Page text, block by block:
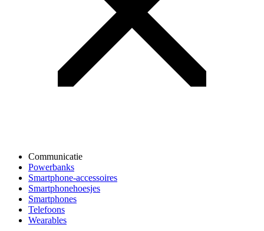
Communicatie
Powerbanks
Smartphone-accessoires
Smartphonehoesjes
Smartphones
Telefoons
Wearables